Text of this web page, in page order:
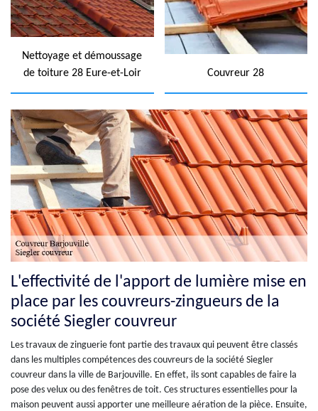
Nettoyage et démoussage
de toiture 28 Eure-et-Loir
Couvreur 28
L'effectivité de l'apport de lumière mise en
place par les couvreurs-zingueurs de la
société Siegler couvreur
Les travaux de zinguerie font partie des travaux qui peuvent être classés
dans les multiples compétences des couvreurs de la société Siegler
couvreur dans la ville de Barjouville. En effet, ils sont capables de faire la
pose des velux ou des fenêtres de toit. Ces structures essentielles pour la
maison peuvent aussi apporter une meilleure aération de la pièce. Ensuite,